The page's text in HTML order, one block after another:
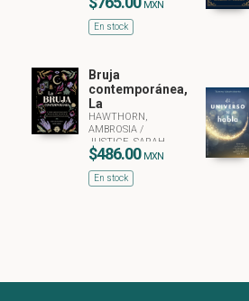
MXN
En stock
Bruja
contemporánea,
La
HAWTHORN,
AMBROSIA/
JUSTICE, SARAH
$486.00 MXN
En stock